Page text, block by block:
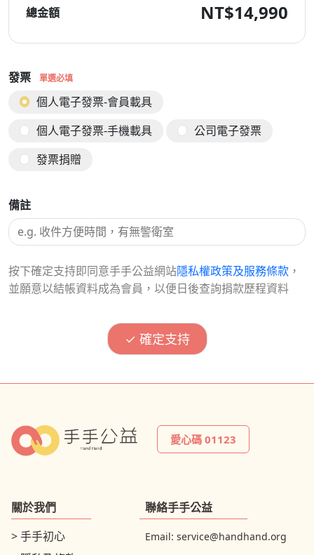
總金額
NT$14,990
發票 單選必填
個人電子發票-會員載具
個人電子發票-手機載具
公司電子發票
發票捐贈
備註
按下確定支持即同意手手公益網站隱私權政策及服務條款 ，
並願意以結帳資料成為會員，以便日後查詢捐款歷程資料
愛心碼 01123
關於我們
> 手手初心
聯絡手手公益
Email:service@handhand.org